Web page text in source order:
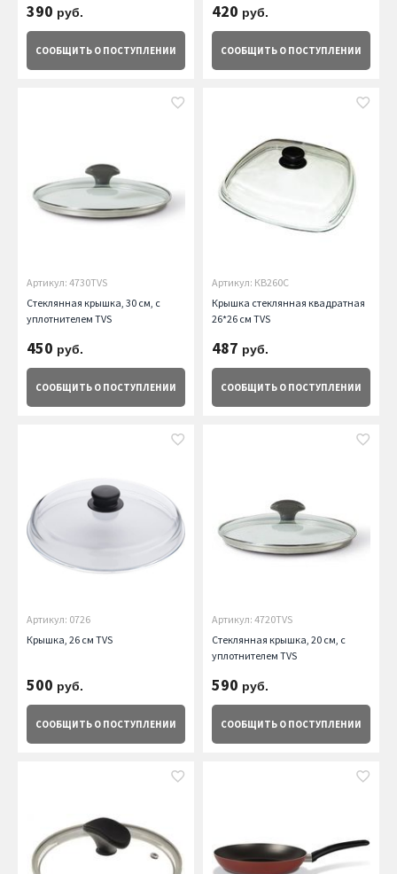
390 руб.
СООБЩИТЬ О ПОСТУПЛЕНИИ
420 руб.
СООБЩИТЬ О ПОСТУПЛЕНИИ
Артикул: 4730TVS
Стеклянная крышка, 30 см, с
уплотнителем TVS
450 руб.
СООБЩИТЬ О ПОСТУПЛЕНИИ
Артикул: КВ260С
Крышка стеклянная квадратная
26*26 см TVS
487 руб.
СООБЩИТЬ О ПОСТУПЛЕНИИ
Артикул: 0726
Крышка, 26 см TVS
500 руб.
СООБЩИТЬ О ПОСТУПЛЕНИИ
Артикул: 4720TVS
Стеклянная крышка, 20 см, с
уплотнителем TVS
590 руб.
СООБЩИТЬ О ПОСТУПЛЕНИИ